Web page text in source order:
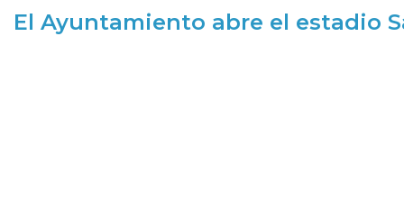
El Ayuntamiento abre el estadio